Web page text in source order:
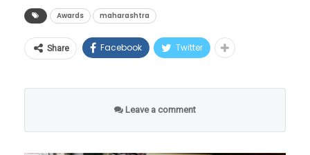
Awards maharashtra
Share Facebook Twitter
Leave a comment